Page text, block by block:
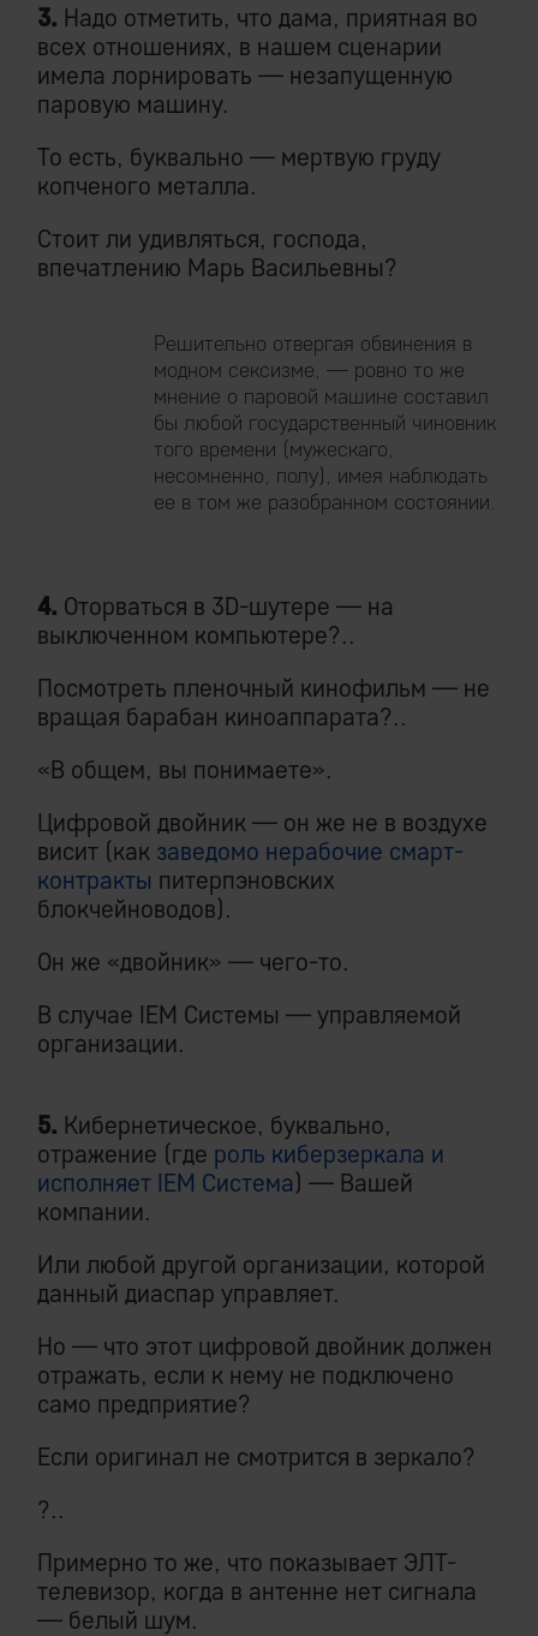
3. Надо отметить, что дама, приятная во
всех отношениях, в нашем сценарии
имела лорнировать — незапущенную
паровую машину.
То есть, буквально — мертвую груду
копченого металла.
Стоит ли удивляться, господа,
впечатлению Марь Васильевны?
Решительно отвергая обвинения в
модном сексизме, — ровно то же
мнение о паровой машине составил
бы любой государственный чиновник
того времени (мужескаго,
несомненно, полу), имея наблюдать
ее в том же разобранном состоянии.
4. Оторваться в 3D-шутере — на
выключенном компьютере?..
Посмотреть пленочный кинофильм — не
вращая барабан киноаппарата?..
«В общем, вы понимаете».
Цифровой двойник — он же не в воздухе
висит (как заведомо нерабочие смарт-
контракты питерпэновских
блокчейноводов).
Он же «двойник» — чего-то.
В случае IEM Системы — управляемой
организации.
5. Кибернетическое, буквально,
отражение (где роль киберзеркала и
исполняет IEM Система) — Вашей
компании.
Или любой другой организации, которой
данный диаспар управляет.
Но — что этот цифровой двойник должен
отражать, если к нему не подключено
само предприятие?
Если оригинал не смотрится в зеркало?
?..
Примерно то же, что показывает ЭЛТ-
телевизор, когда в антенне нет сигнала
— белый шум.